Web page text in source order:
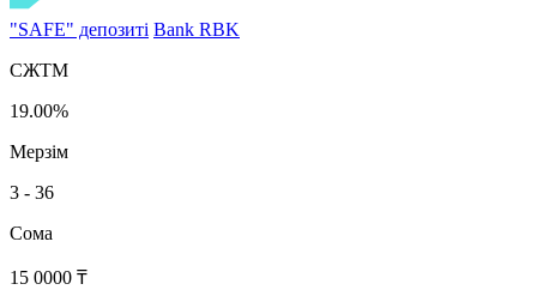
"SAFE" депозиті Bank RBK
СЖТМ
19.00%
Мерзім
3 - 36
Сома
15 0000 ₸